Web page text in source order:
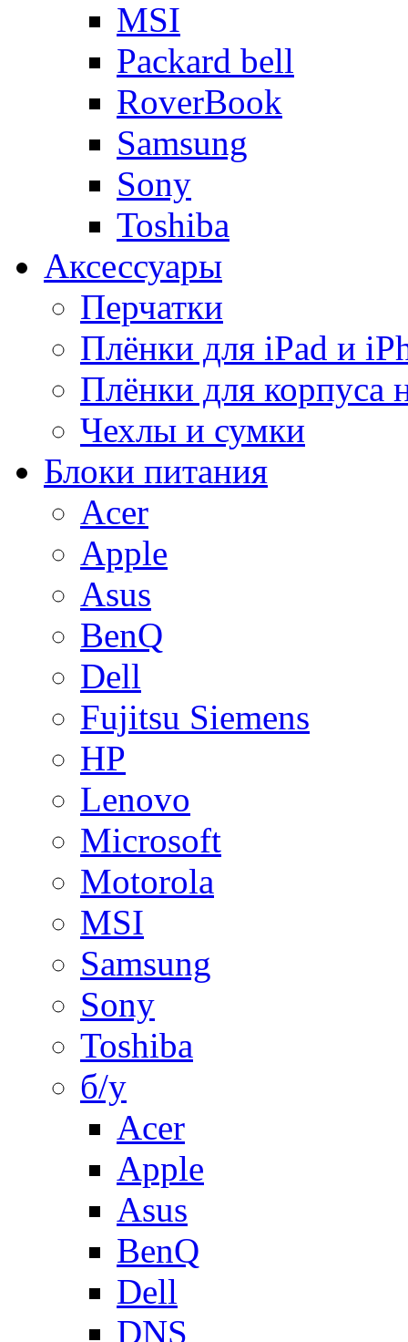
MSI
Packard bell
RoverBook
Samsung
Sony
Toshiba
Аксессуары
Перчатки
Плёнки для iPad и
Плёнки для корпуса
Чехлы и сумки
Блоки питания
Acer
Apple
Asus
BenQ
Dell
Fujitsu Siemens
HP
Lenovo
Microsoft
Motorola
MSI
Samsung
Sony
Toshiba
б/у
Acer
Apple
Asus
BenQ
Dell
DNS